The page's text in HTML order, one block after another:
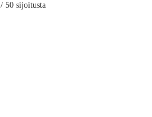
/ 50 sijoitusta